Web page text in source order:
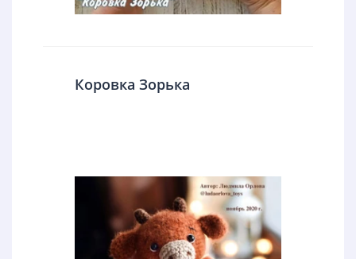
Коровка Зорька